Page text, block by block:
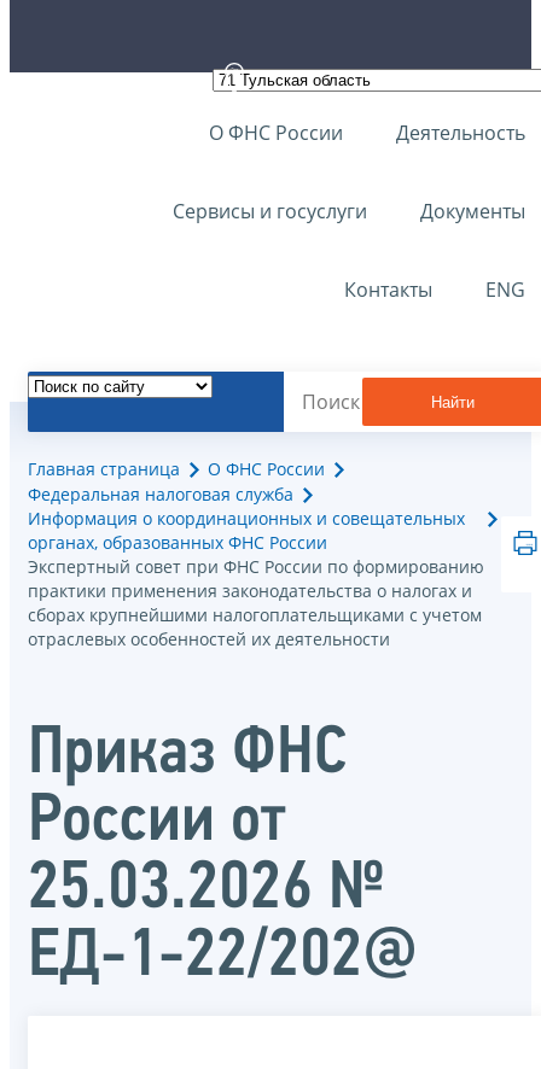
О ФНС России Деятельность
Сервисы и госуслуги Документы
Контакты ENG
Найти
Главная страница
О ФНС России
Федеральная налоговая служба
Информация о координационных и совещательных
органах, образованных ФНС России
Экспертный совет при ФНС России по формированию
практики применения законодательства о налогах и
сборах крупнейшими налогоплательщиками с учетом
отраслевых особенностей их деятельности
Приказ ФНС
России от
25.03.2026 №
ЕД-1-22/202@